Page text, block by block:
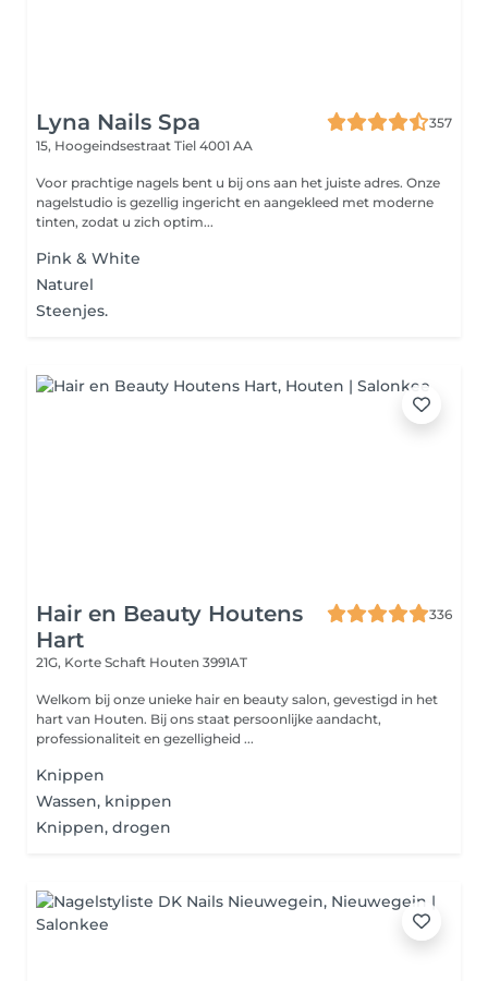
Lyna Nails Spa
357
15, Hoogeindsestraat Tiel 4001 AA
Voor prachtige nagels bent u bij ons aan het juiste adres. Onze
nagelstudio is gezellig ingericht en aangekleed met moderne
tinten, zodat u zich optim...
Pink & White
Naturel
Steenjes.
Hair en Beauty Houtens
Hart
336
21G, Korte Schaft Houten 3991AT
Welkom bij onze unieke hair en beauty salon, gevestigd in het
hart van Houten. Bij ons staat persoonlijke aandacht,
professionaliteit en gezelligheid ...
Knippen
Wassen, knippen
Knippen, drogen